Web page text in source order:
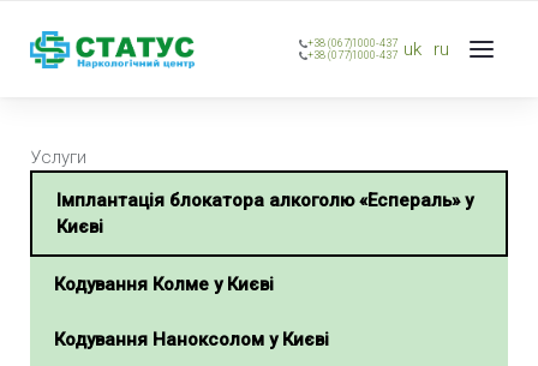
+38 (067)1000-437
+38 (077)1000-437 uk ru
Услуги
Імплантація блокатора алкоголю «Еспераль» у
Києві
Кодування Колме у Києві
Кодування Наноксолом у Києві